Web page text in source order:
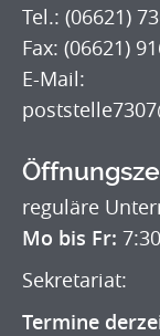
Tel.: (06621)
Fax: (06621)
E-Mail:
reguläre
Mo bis Fr:
Sekretariat:
Termine